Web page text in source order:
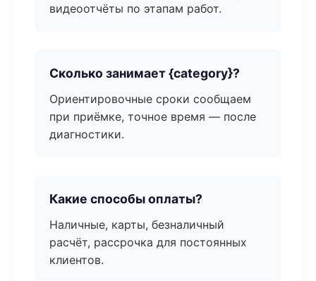
видеоотчёты по этапам работ.
Сколько занимает {category}?
Ориентировочные сроки сообщаем
при приёмке, точное время — после
диагностики.
Какие способы оплаты?
Наличные, карты, безналичный
расчёт, рассрочка для постоянных
клиентов.